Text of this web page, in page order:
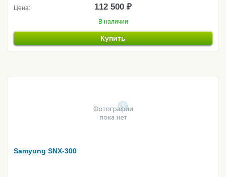
Цена: 112 500 ₽
В наличии
Купить
Samyung SNX-300